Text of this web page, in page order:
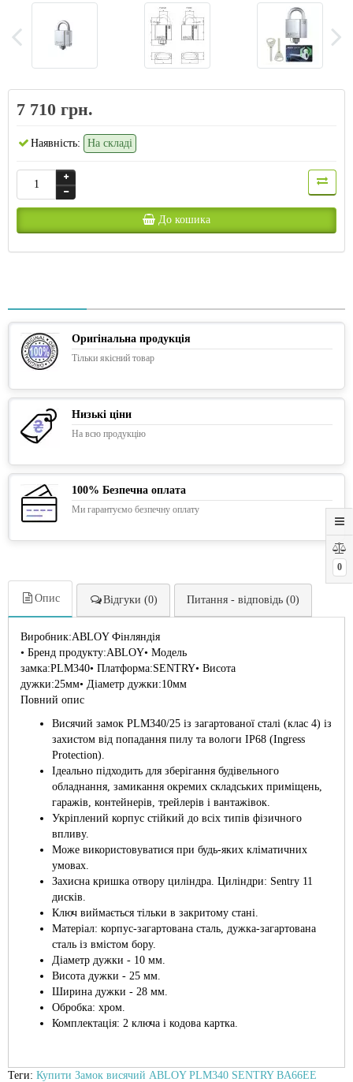
0
7 710 грн.
Наявність: На складі
До кошика
Оригінальна продукція
Тільки якісний товар
Низькі ціни
На всю продукцію
100% Безпечна оплата
Ми гарантуємо безпечну оплату
Опис Відгуки (0) Питання - відповідь (0)
Виробник:ABLOY Фінляндія
• Бренд продукту:ABLOY• Модель
замка:PLM340• Платформа:SENTRY• Висота
дужки:25мм• Діаметр дужки:10мм
Повний опис
Висячий замок PLM340/25 із загартованої сталі (клас 4) із
захистом від попадання пилу та вологи IP68 (Ingress
Protection).
Ідеально підходить для зберігання будівельного
обладнання, замикання окремих складських приміщень,
гаражів, контейнерів, трейлерів і вантажівок.
Укріплений корпус стійкий до всіх типів фізичного
впливу.
Може використовуватися при будь-яких кліматичних
умовах.
Захисна кришка отвору циліндра. Циліндри: Sentry 11
дисків.
Ключ виймається тільки в закритому стані.
Матеріал: корпус-загартована сталь, дужка-загартована
сталь із вмістом бору.
Діаметр дужки - 10 мм.
Висота дужки - 25 мм.
Ширина дужки - 28 мм.
Обробка: хром.
Комплектація: 2 ключа і кодова картка.
Теги: Купити Замок висячий ABLOY PLM340 SENTRY BA66EE